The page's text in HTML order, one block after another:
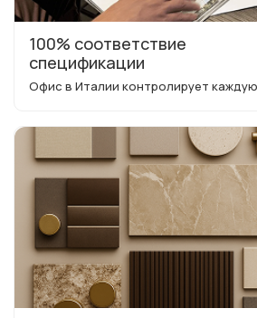
100% соответствие
спецификации
Офис в Италии контролирует